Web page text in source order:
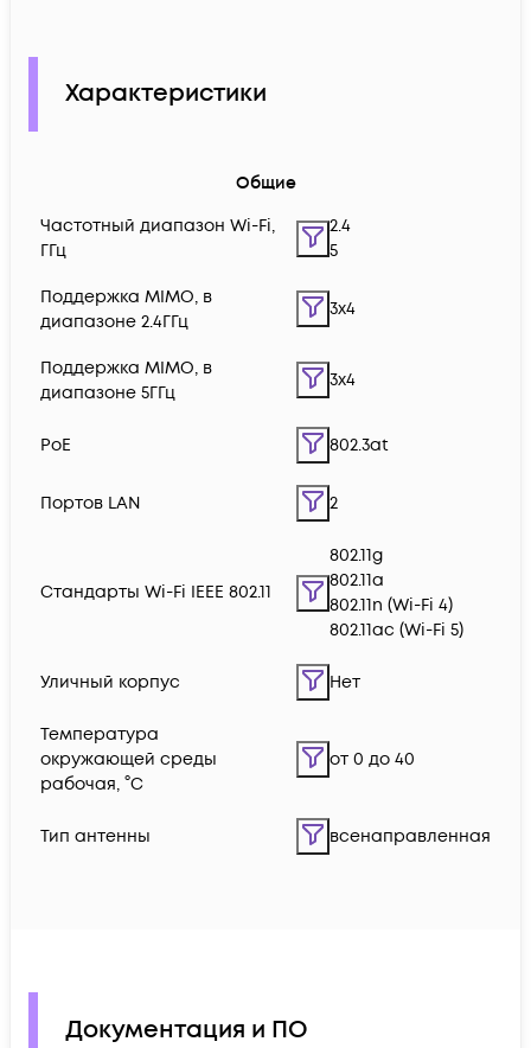
Характеристики
Общие
Частотный диапазон Wi-Fi,
ГГц
2.4
5
Поддержка MIMO, в
диапазоне 2.4ГГц
3x4
Поддержка MIMO, в
диапазоне 5ГГц
3x4
PoE 802.3at
Портов LAN 2
Стандарты Wi-Fi IEEE 802.11
802.11g
802.11a
802.11n (Wi-Fi 4)
802.11ac (Wi-Fi 5)
Уличный корпус Нет
Температура
окружающей среды
рабочая, °C
от 0 до 40
Тип антенны всенаправленная
Документация и ПО